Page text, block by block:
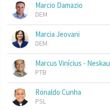
Marcio Damazio
DEM
Marcia Jeovani
DEM
Marcus Vinícius - Neskau
PTB
Ronaldo Cunha
PSL